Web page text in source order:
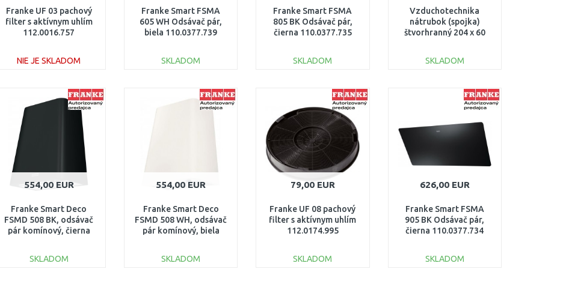
Franke UF 03 pachový
filter s aktívnym uhlím
112.0016.757
NIE JE SKLADOM
Porovnať
Franke Smart FSMA
605 WH Odsávač pár,
biela 110.0377.739
SKLADOM
Porovnať
Franke Smart FSMA
805 BK Odsávač pár,
čierna 110.0377.735
SKLADOM
Porovnať
Vzduchotechnika
nátrubok (spojka)
štvorhranný 204 x 60
SKLADOM
Porovnať
554,00 EUR
Franke Smart Deco
FSMD 508 BK, odsávač
pár komínový, čierna
SKLADOM
554,00 EUR
Franke Smart Deco
FSMD 508 WH, odsávač
pár komínový, biela
SKLADOM
79,00 EUR
Franke UF 08 pachový
filter s aktívnym uhlím
112.0174.995
SKLADOM
626,00 EUR
Franke Smart FSMA
905 BK Odsávač pár,
čierna 110.0377.734
SKLADOM